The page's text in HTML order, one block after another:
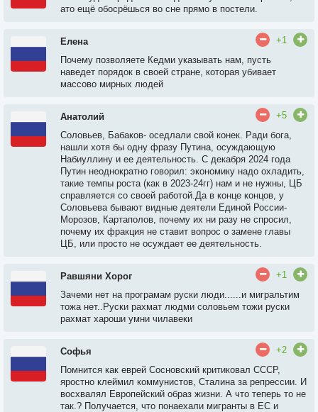
ато ещё обосрёшься во сне прямо в постели.
Елена
+1
Почему позволяете Кедми указывать нам, пусть
наведет порядок в своей стране, которая убивает
массово мирных людей
Анатолий
+5
Соловьев, Бабаков- оседлали свой конек. Ради бога,
нашли хотя бы одну фразу Путина, осуждающую
Набиуллину и ее деятельность. С декабря 2024 года
Путин неоднократно говорил: экономику надо охладить,
такие темпы роста (как в 2023-24гг) нам и не нужны, ЦБ
справляется со своей работой.Да в конце концов, у
Соловьева бывают видные деятели Единой России-
Морозов, Картаполов, почему их ни разу не спросил,
почему их фракция не ставит вопрос о замене главы
ЦБ, или просто не осуждает ее деятельность.
Равшяни Хорог
+1
Зачеми нет на програмам руски люди......и мигральтим
тожа нет..Руски рахмат людми соловьем тожи руски
рахмат хароши умни чилавеки
Софья
+2
Помнится как еврей Сосновский критиковал СССР,
яростно клеймил коммунистов, Сталина за репрессии. И
восхвалял Европейский образ жизни. А что теперь то не
так.? Получается, что понаехали мигранты в ЕС и